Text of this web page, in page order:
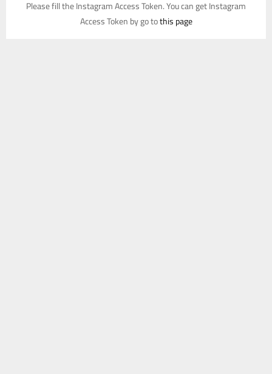
Please fill the Instagram Access Token. You can get Instagram
Access Token by go tothis page